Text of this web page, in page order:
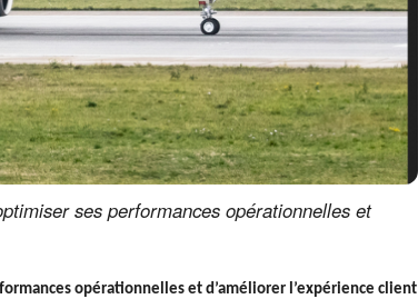
ses performances opérationnelles et
opérationnelles et d’améliorer l’expérience client